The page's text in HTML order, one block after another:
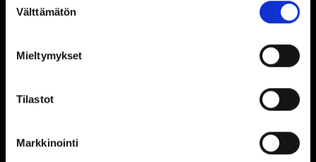
valinta
Välttämätön
Mieltymykset
Tilastot
Markkinointi
Dometal varaosakeskus
Toimitustavat ja rahtikulut